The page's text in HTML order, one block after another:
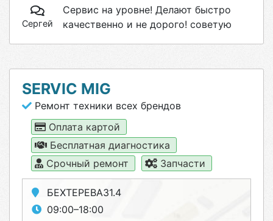
Сергей
Сервис на уровне! Делают быстро
качественно и не дорого! советую
SERVIC MIG
Ремонт техники всех брендов
Оплата картой
Бесплатная диагностика
Срочный ремонт
Запчасти
БЕХТЕРЕВА31.4
09:00–18:00